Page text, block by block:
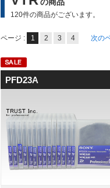
120件の商品がございます。
ページ : 1 2 3 4 次の
PFD23A